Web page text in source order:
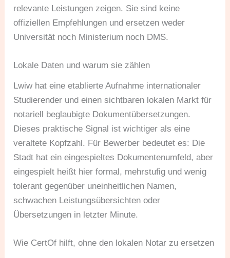
relevante Leistungen zeigen. Sie sind keine
offiziellen Empfehlungen und ersetzen weder
Universität noch Ministerium noch DMS.
Lokale Daten und warum sie zählen
Lwiw hat eine etablierte Aufnahme internationaler
Studierender und einen sichtbaren lokalen Markt für
notariell beglaubigte Dokumentübersetzungen.
Dieses praktische Signal ist wichtiger als eine
veraltete Kopfzahl. Für Bewerber bedeutet es: Die
Stadt hat ein eingespieltes Dokumentenumfeld, aber
eingespielt heißt hier formal, mehrstufig und wenig
tolerant gegenüber uneinheitlichen Namen,
schwachen Leistungsübersichten oder
Übersetzungen in letzter Minute.
Wie CertOf hilft, ohne den lokalen Notar zu ersetzen